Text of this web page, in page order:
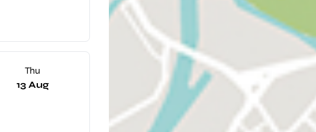
Thu
13 Aug